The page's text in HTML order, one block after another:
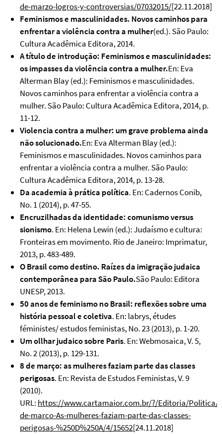
de-marzo-logros-y-controversias/07032015/[22.11.2018]
Feminismos e masculinidades. Novos caminhos para
enfrentar a violência contra a mulher(ed.). São Paulo:
Cultura Acadêmica Editora, 2014.
A título de introdução: Feminismos e masculinidades:
os impasses da violência contra a mulher.En: Eva
Alterman Blay (ed.): Feminismos e masculinidades.
Novos caminhos para enfrentar a violência contra a
mulher. São Paulo: Cultura Acadêmica Editora, 2014, p.
11-12.
Violencia contra a mulher: um grave problema ainda
não solucionado.En: Eva Alterman Blay (ed.):
Feminismos e masculinidades. Novos caminhos para
enfrentar a violência contra a mulher. São Paulo:
Cultura Acadêmica Editora, 2014, p. 13-28.
Da academia à prática política. En: Cadernos Conib,
No. 1 (2014), p. 47-55.
Encruzilhadas da identidade: comunismo versus
sionismo. En: Helena Lewin (ed.): Judaísmo e cultura:
Fronteiras em movimento. Rio de Janeiro: Imprimatur,
2013, p. 483-489.
O Brasil como destino. Raízes da imigração judaica
contemporânea para São Paulo.São Paulo: Editora
UNESP, 2013.
50 anos de feminismo no Brasil: reflexões sobre uma
história pessoal e coletiva. En: labrys, études
féministes/ estudos feministas, No. 23 (2013), p. 1-20.
Um ollhar judaico sobre Paris. En: Webmosaica, V. 5,
No. 2 (2013), p. 129-131.
8 de março: as mulheres faziam parte das classes
perigosas. En: Revista de Estudos Feministas, V. 9
(2010).
URL: https://www.cartamaior.com.br/?/Editoria/Politica/
de-marco-As-mulheres-faziam-parte-das-classes-
perigosas-%250D%250A/4/15652[24.11.2018]